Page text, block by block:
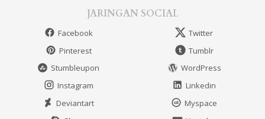
JARINGAN SOCIAL
Facebook
Twitter
Pinterest
Tumblr
Stumbleupon
WordPress
Instagram
Linkedin
Deviantart
Myspace